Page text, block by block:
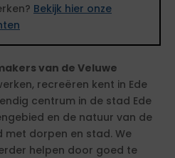
Bekijk hier onze
van de Veluwe
recreëren kent in Ede
centrum in de stad Ede
en de natuur van de
met dorpen en stad. We
helpen door goed te